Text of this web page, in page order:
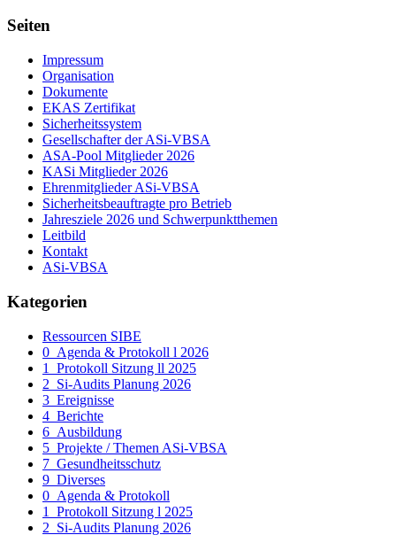
Seiten
Impressum
Organisation
Dokumente
EKAS Zertifikat
Sicherheitssystem
Gesellschafter der ASi-VBSA
ASA-Pool Mitglieder 2026
KASi Mitglieder 2026
Ehrenmitglieder ASi-VBSA
Sicherheitsbeauftragte pro Betrieb
Jahresziele 2026 und Schwerpunktthemen
Leitbild
Kontakt
ASi-VBSA
Kategorien
Ressourcen SIBE
0_Agenda & Protokoll l 2026
1_Protokoll Sitzung ll 2025
2_Si-Audits Planung 2026
3_Ereignisse
4_Berichte
6_Ausbildung
5_Projekte / Themen ASi-VBSA
7_Gesundheitsschutz
9_Diverses
0_Agenda & Protokoll
1_Protokoll Sitzung l 2025
2_Si-Audits Planung 2026